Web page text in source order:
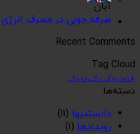
آبان
صرفه جویی در مصرف انرژی
Recent Comments
Tag Cloud
راندمان،زنگ زدگی،خوردگی
دسته‌ها
دانستنیها (11)
رویدادها (1)